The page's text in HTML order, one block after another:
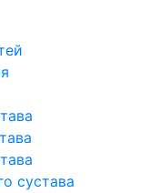
сустава